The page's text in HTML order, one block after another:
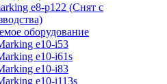
e8-p122 (Снят с
оборудование
e10-i53
e10-i61s
e10-i83
e10-i113s